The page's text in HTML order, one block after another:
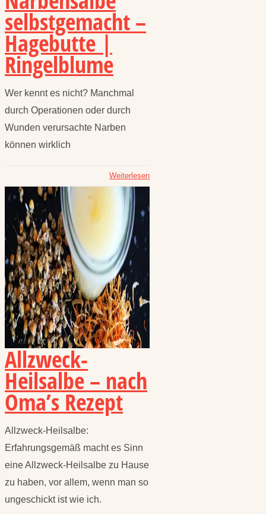
selbstgemacht –
Hagebutte |
Ringelblume
Wer kennt es nicht? Manchmal
durch Operationen oder durch
Wunden verursachte Narben
können wirklich
Weiterlesen
Allzweck-
Heilsalbe – nach
Oma’s Rezept
Allzweck-Heilsalbe:
Erfahrungsgemäß macht es Sinn
eine Allzweck-Heilsalbe zu Hause
zu haben, vor allem, wenn man so
ungeschickt ist wie ich.